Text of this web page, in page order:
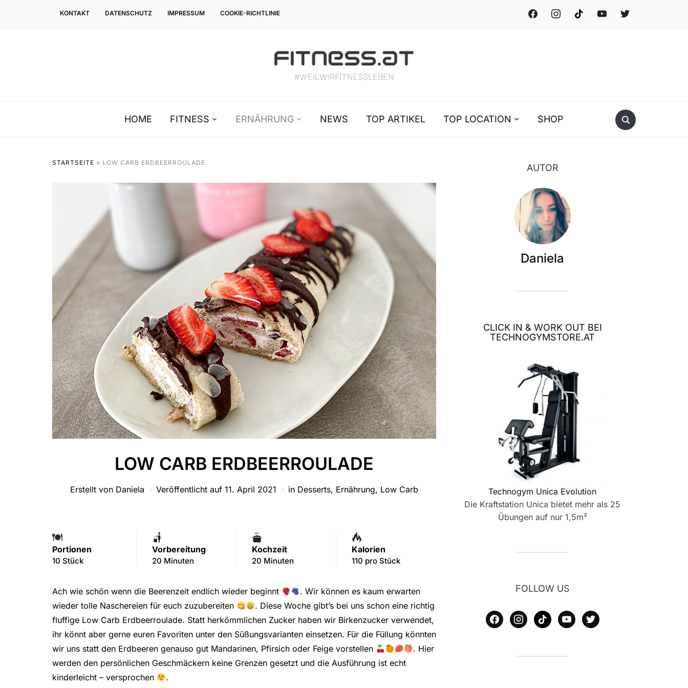
facebook instagramtiktok youtube twitter
KONTAKT DATENSCHUTZ IMPRESSUM COOKIE-RICHTLINIE
#WEILWIRFITNESSLEBEN
HOME FITNESS ERNÄHRUNG NEWS TOP ARTIKEL TOP LOCATION SHOP
STARTSEITE » LOW CARB ERDBEERROULADE
LOW CARB ERDBEERROULADE
Erstellt von Daniela Veröffentlicht auf 11. April 2021 in Desserts, Ernährung, Low Carb
Portionen
10 Stück
Vorbereitung
20 Minuten
Kochzeit
20 Minuten
Kalorien
110 pro Stück
Ach wie schön wenn die Beerenzeit endlich wieder beginnt
. Wir können es kaum erwarten
wieder tolle Naschereien für euch zuzubereiten
. Diese Woche gibt’s bei uns schon eine richtig
fluffige Low Carb Erdbeerroulade. Statt herkömmlichen Zucker haben wir Birkenzucker verwendet,
ihr könnt aber gerne euren Favoriten unter den Süßungsvarianten einsetzen. Für die Füllung könnten
wir uns statt den Erdbeeren genauso gut Mandarinen, Pfirsich oder Feige vorstellen
. Hier
werden den persönlichen Geschmäckern keine Grenzen gesetzt und die Ausführung ist echt
kinderleicht – versprochen
.
AUTOR
Daniela
CLICK IN & WORK OUT BEI
TECHNOGYMSTORE.AT
Technogym Unica Evolution
Die Kraftstation Unica bietet mehr als 25
Übungen auf nur 1,5m²
FOLLOW US
facebookinstagram
tiktok youtubetwitter